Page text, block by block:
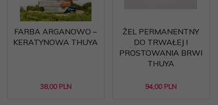
FARBA ARGANOWO –
KERATYNOWA THUYA
38,00 PLN
ŻEL PERMANENTNY
DO TRWAŁEJ I
PROSTOWANIA BRWI
THUYA
94,00 PLN